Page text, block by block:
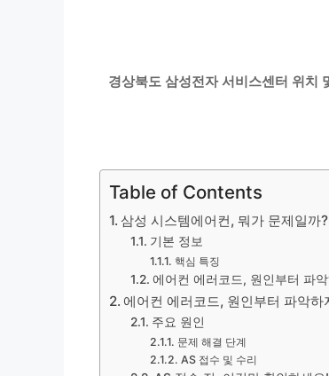
경상북도 삼성전자 서비스센터 위치
Table of Contents
삼성 시스템에어컨, 뭐가 문제일까?
기본 정보
핵심 특징
에어컨 에러코드, 원인부터 파
에어컨 에러코드, 원인부터 파악하
주요 원인
문제 해결 단계
AS 접수 및 수리